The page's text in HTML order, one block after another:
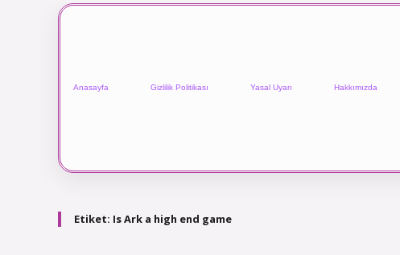
Anasayfa Gizlilik Politikası Yasal Uyarı Hakkımızda
Etiket: Is Ark a high end game